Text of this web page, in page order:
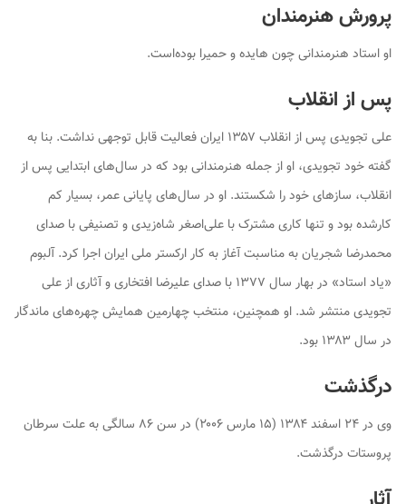
پرورش هنرمندان
او استاد هنرمندانی چون هایده و حمیرا بوده‌است.
پس از انقلاب
علی تجویدی پس از انقلاب ۱۳۵۷ ایران فعالیت قابل توجهی نداشت. بنا به
گفته خود تجویدی، او از جمله هنرمندانی بود که در سال‌های ابتدایی پس از
انقلاب، سازهای خود را شکستند. او در سال‌های پایانی عمر، بسیار کم
کارشده بود و تنها کاری مشترک با علی‌اصغر شاه‌زیدی و تصنیفی با صدای
محمدرضا شجریان به مناسبت آغاز به کار ارکستر ملی ایران اجرا کرد. آلبوم
«یاد استاد» در بهار سال ۱۳۷۷ با صدای علیرضا افتخاری و آثاری از علی
تجویدی منتشر شد. او همچنین، منتخب چهارمین همایش چهره‌های ماندگار
در سال ۱۳۸۳ بود.
درگذشت
وی در ۲۴ اسفند ۱۳۸۴ (۱۵ مارس ۲۰۰۶) در سن ۸۶ سالگی به علت سرطان
پروستات درگذشت.